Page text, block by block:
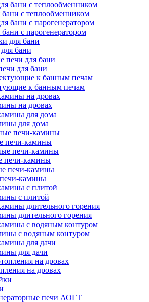
с теплообменником
с парогенератором
бани
для бани
к банным печам
на дровах
для дома
печи-камины
печи-камины
камины
с плитой
длительного горения
с водяным контуром
для дачи
на дровах